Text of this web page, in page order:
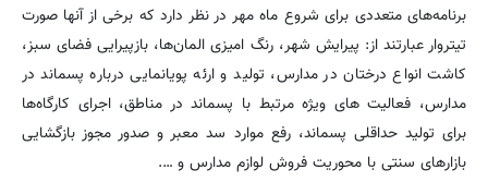
برنامه‌های متعددی برای شروع ماه مهر در نظر دارد که برخی از آنها صورت
تیتروار عبارتند از: پیرایش شهر، رنگ امیزی المان‌ها، بازپیرایی فضای سبز،
کاشت انواع درختان در مدارس، تولید و ارئه پویانمایی درباره پسماند در
مدارس، فعالیت های ویژه مرتبط با پسماند در مناطق، اجرای کارگاه‌ها
برای تولید حداقلی پسماند، رفع موارد سد معبر و صدور مجوز بازگشایی
بازارهای سنتی با محوریت فروش لوازم مدارس و ….